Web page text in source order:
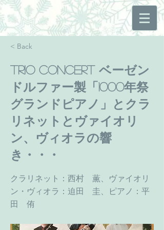
< Back
Trio Concert ベーゼン
ドルファー製「1000年祭
グランドピアノ」とクラ
リネットとヴァイオリ
ン、ヴィオラの響
き・・・
クラリネット：西村 薫、ヴァイオリ
ン・ヴィオラ：迫田 圭、ピアノ：平
田 侑